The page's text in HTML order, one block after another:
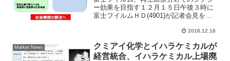
ー効果を目指す１２月１５日午後３時に
富士フイルムＨＤ(4901)が記者会見を開
和光純薬工業をＴＯＢ（株式公開買付
は１５４７億円...
2016.12.16
Market News
クミアイ化学とイハラケミカルが
経営統合、イハラケミカル上場廃